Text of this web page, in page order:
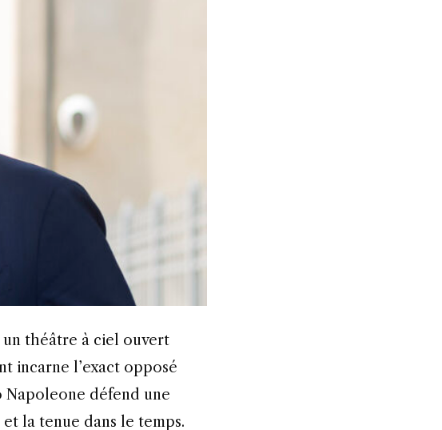
incarne l’exact opposé
Napoleone défend une
la tenue dans le temps.